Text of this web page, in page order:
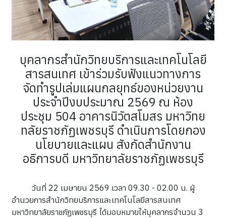
บุคลากรสำนักวิทยบริการและเทคโนโลยี
สารสนเทศ เข้าร่วมรับฟังแนวทางการ
จัดทำรูปเล่มแผนกลยุทธ์ของหน่วยงาน
ประจำปีงบประมาณ 2569 ณ ห้อง
ประชุม 504 อาคารนิวัตสโมสร มหาวิทย
ทลัยราชภัฏเพชรบุรี ดำเนินการโดยกอง
นโยบายและแผน สังกัดสำนักงาน
อธิการบดี มหาวิทยาลัยราชภัฏเพชรบุรี
วันที่ 22 เมษายน 2569 เวลา 09.30 - 02.00 น. ผู้
อำนวยการสำนักวิทยบริการและเทคโนโลยีสารสนเทศ
มหาวิทยาลัยราชภัฏเพชรบุรี ได้มอบหมายให้บุคลากรจำนวน 3